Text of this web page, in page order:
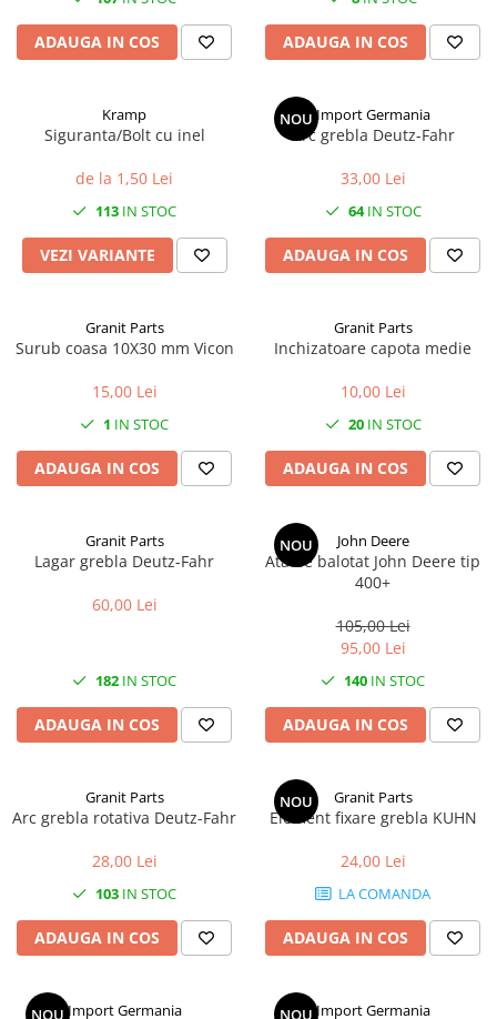
1.8.6. Transmisie punte fața 4 WD
(4x4)
1.8.7. Direcție
1.8.8. Cabluri ambreiaj și
transmisie
1.8.9. Pompe ambreiaj
1.8.11. Ambreaje lamelare și
ADAUGA IN COS ADAUGA IN COS
Kramp
Siguranta/Bolt cu inel
de la 1,50 Lei
113 IN STOC
VEZI VARIANTE
NOUImport Germania
Arc grebla Deutz-Fahr
33,00 Lei
64IN STOC
ADAUGA IN COS
Granit Parts
Surub coasa 10X30 mm Vicon
15,00 Lei
1 IN STOC
ADAUGA IN COS
Granit Parts
Inchizatoare capota medie
10,00 Lei
20IN STOC
ADAUGA IN COS
Granit Parts
Lagar grebla Deutz-Fahr
60,00 Lei
182 IN STOC
ADAUGA IN COS
NOU John Deere
Ata de balotat John Deere tip
400+
105,00 Lei
95,00 Lei
140 IN STOC
ADAUGA IN COS
Granit Parts
Arc grebla rotativa Deutz-Fahr
28,00 Lei
103 IN STOC
ADAUGA IN COS
NOU Granit Parts
Element fixare grebla KUHN
24,00 Lei
LA COMANDA
ADAUGA IN COS
NOUImport Germania NOUImport Germania